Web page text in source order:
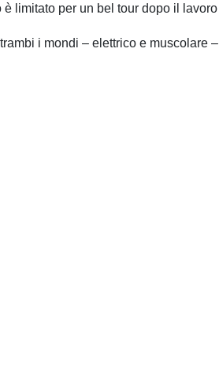
limitato per un bel tour dopo il lavoro
i mondi – elettrico e muscolare –